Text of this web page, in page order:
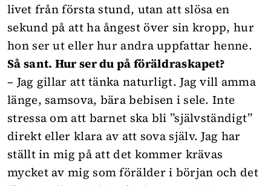
livet från första stund, utan att slösa en
sekund på att ha ångest över sin kropp, hur
hon ser ut eller hur andra uppfattar henne.
Så sant. Hur ser du på föräldraskapet?
– Jag gillar att tänka naturligt. Jag vill amma
länge, samsova, bära bebisen i sele. Inte
stressa om att barnet ska bli ”självständigt”
direkt eller klara av att sova själv. Jag har
ställt in mig på att det kommer krävas
mycket av mig som förälder i början och det